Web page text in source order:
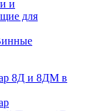
и
для
8Д и 8ДМ в